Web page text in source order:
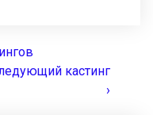
кастинг
›